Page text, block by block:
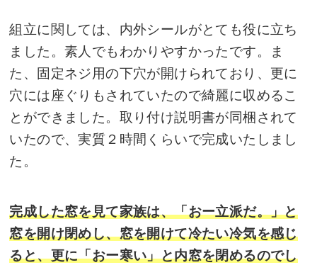
組立に関しては、内外シールがとても役に立ち
ました。素人でもわかりやすかったです。ま
た、固定ネジ用の下穴が開けられており、更に
穴には座ぐりもされていたので綺麗に収めるこ
とができました。取り付け説明書が同梱されて
いたので、実質２時間くらいで完成いたしまし
た。
完成した窓を見て家族は、「おー立派だ。」と
窓を開け閉めし、窓を開けて冷たい冷気を感じ
ると、更に「おー寒い」と内窓を閉めるのでし